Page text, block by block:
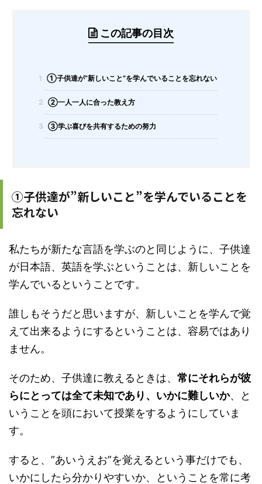
この記事の目次
1 ①子供達が”新しいこと”を学んでいることを忘れない
2 ②一人一人に合った教え方
3 ③学ぶ喜びを共有するための努力
①子供達が”新しいこと”を学んでいることを
忘れない
私たちが新たな言語を学ぶのと同じように、子供達
が日本語、英語を学ぶということは、新しいことを
学んでいるということです。
誰しもそうだと思いますが、新しいことを学んで覚
えて出来るようにするということは、容易ではあり
ません。
そのため、子供達に教えるときは、 常にそれらが彼
らにとっては全て未知であり、いかに難しいか、と
いうことを頭において授業をするようにしていま
す。
すると、”あいうえお”を覚えるという事だけでも、
いかにしたら分かりやすいか、ということを常に考